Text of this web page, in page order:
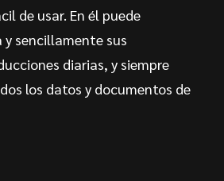
de usar. En él puede
sencillamente sus
diarias, y siempre
los datos y documentos de